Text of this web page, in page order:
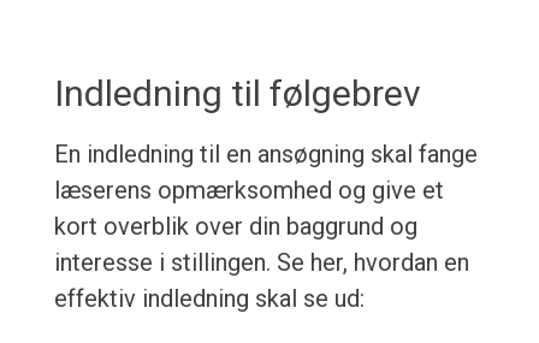
Indledning til følgebrev
En indledning til en ansøgning skal fange
læserens opmærksomhed og give et
kort overblik over din baggrund og
interesse i stillingen. Se her, hvordan en
effektiv indledning skal se ud: